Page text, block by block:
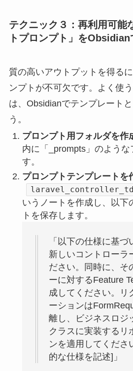
テクニック３：再利用可能
トプロンプト」をObsidian
質の高いアウトプットを得る
ンプトが不可欠です。よく使
は、Obsidianでテンプレート
う。
プロンプト用フォルダを作
内に「_prompts」のような
す。
プロンプトテンプレートを
いうノートを作成し、以下
トを保存します。
「以下の仕様に基
新しいコントローラ
ださい。同時に、そ
ーに対するFeature
成してください。リ
ーションは
離し、ビジネスロジ
クラスに実装するリ
ンを適用してくださ
的な仕様を記述]」